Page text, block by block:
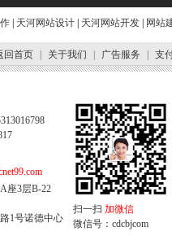
天河网站设计 天河网站开发 网站
回首页 关于我们 广告服务 支
座3层B-22
1号诺德中心
扫一扫 加微信
微信号：cdcbjcom